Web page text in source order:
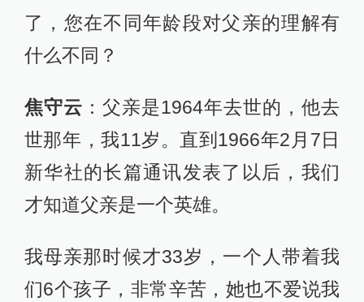
了，您在不同年龄段对父亲的理解有
什么不同？
焦守云 ：父亲是1964年去世的，他去
世那年，我11岁。直到1966年2月7日
新华社的长篇通讯发表了以后，我们
才知道父亲是一个英雄。
我母亲那时候才33岁，一个人带着我
们6个孩子，非常辛苦，她也不爱说我